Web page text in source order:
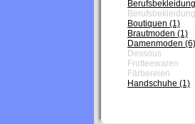
Boutiquen (1)
Brautmoden (1)
Damenmoden (6)
Dessous
Frotteewaren
Färbereien
Handschuhe (1)